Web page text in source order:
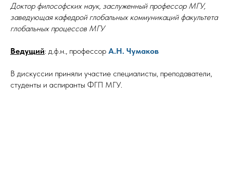
Доктор философских наук, заслуженный профессор МГУ,
заведующая кафедрой глобальных коммуникаций факультета
глобальных процессов МГУ
Ведущий: д.ф.н., профессор А.Н. Чумаков
В дискуссии приняли участие специалисты, преподаватели,
студенты и аспиранты ФГП МГУ.